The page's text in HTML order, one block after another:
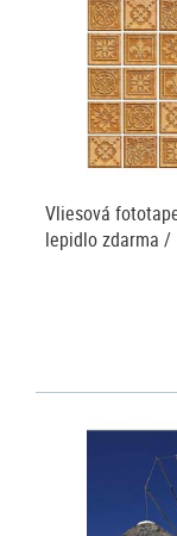
Vliesová
lepidlo zdarma /